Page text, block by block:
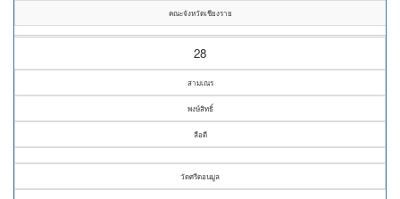
คณะจังหวัดเชียงราย
28
สามเณร
พงษ์สิทธิ์
ลือดี
วัดศรีดอนมูล